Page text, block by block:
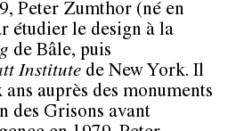
Peter Zumthor (né en
étudier le design à la
de Bâle, puis
Institute de New York. Il
auprès des monuments
des Grisons avant